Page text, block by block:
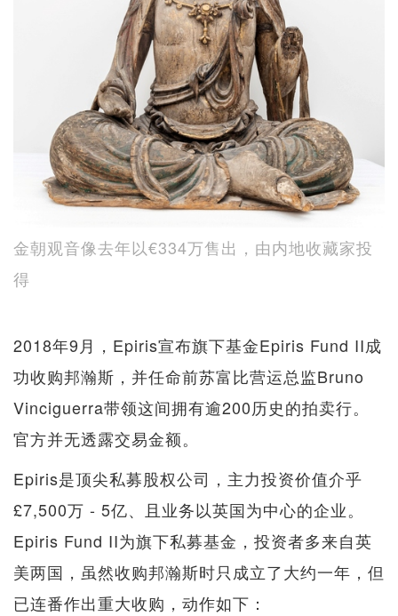
金朝观音像去年以€334万售出，由内地收藏家投
得
2018年9月，Epiris宣布旗下基金Epiris Fund II成
功收购邦瀚斯，并任命前苏富比营运总监Bruno
Vinciguerra带领这间拥有逾200历史的拍卖行。
官方并无透露交易金额。
Epiris是顶尖私募股权公司，主力投资价值介乎
£7,500万 - 5亿、且业务以英国为中心的企业。
Epiris Fund II为旗下私募基金，投资者多来自英
美两国，虽然收购邦瀚斯时只成立了大约一年，但
已连番作出重大收购，动作如下：